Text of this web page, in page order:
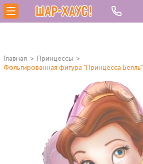
Главная
Принцессы
Фольгированная фигура "Принцесса Белль"